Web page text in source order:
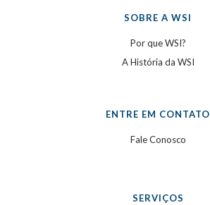
SOBRE A WSI
Por que WSI?
A História da WSI
ENTRE EM CONTATO
Fale Conosco
SERVIÇOS